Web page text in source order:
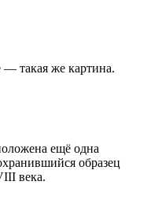
такая же картина.
ещё одна
образец
века.